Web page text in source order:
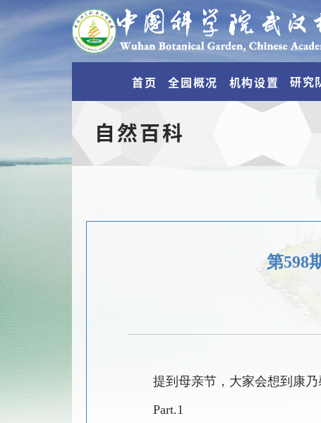
首页 全园概况 机构设置 研究
自然百科
第598
提到母亲节，大家会想到康
Part.1